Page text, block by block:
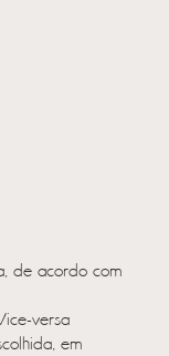
de acordo com
versa
em